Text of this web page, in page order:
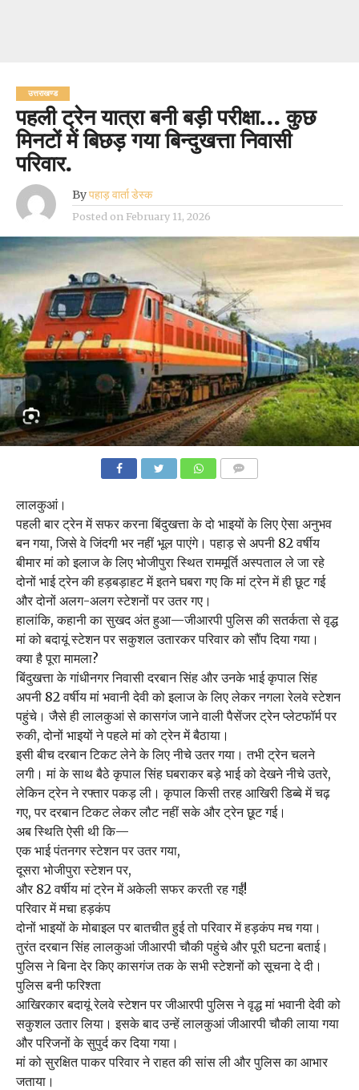
उत्तराखण्ड
पहली ट्रेन यात्रा बनी बड़ी परीक्षा… कुछ
मिनटों में बिछड़ गया बिन्दुखत्ता निवासी
परिवार.
Byपहाड़ वार्ता डेस्क
Posted on February 11, 2026
लालकुआं।
पहली बार ट्रेन में सफर करना बिंदुखत्ता के दो भाइयों के लिए ऐसा अनुभव
बन गया, जिसे वे जिंदगी भर नहीं भूल पाएंगे। पहाड़ से अपनी 82 वर्षीय
बीमार मां को इलाज के लिए भोजीपुरा स्थित राममूर्ति अस्पताल ले जा रहे
दोनों भाई ट्रेन की हड़बड़ाहट में इतने घबरा गए कि मां ट्रेन में ही छूट गई
और दोनों अलग-अलग स्टेशनों पर उतर गए।
हालांकि, कहानी का सुखद अंत हुआ—जीआरपी पुलिस की सतर्कता से वृद्ध
मां को बदायूं स्टेशन पर सकुशल उतारकर परिवार को सौंप दिया गया।
क्या है पूरा मामला?
बिंदुखत्ता के गांधीनगर निवासी दरबान सिंह और उनके भाई कृपाल सिंह
अपनी 82 वर्षीय मां भवानी देवी को इलाज के लिए लेकर नगला रेलवे स्टेशन
पहुंचे। जैसे ही लालकुआं से कासगंज जाने वाली पैसेंजर ट्रेन प्लेटफॉर्म पर
रुकी, दोनों भाइयों ने पहले मां को ट्रेन में बैठाया।
इसी बीच दरबान टिकट लेने के लिए नीचे उतर गया। तभी ट्रेन चलने
लगी। मां के साथ बैठे कृपाल सिंह घबराकर बड़े भाई को देखने नीचे उतरे,
लेकिन ट्रेन ने रफ्तार पकड़ ली। कृपाल किसी तरह आखिरी डिब्बे में चढ़
गए, पर दरबान टिकट लेकर लौट नहीं सके और ट्रेन छूट गई।
अब स्थिति ऐसी थी कि—
एक भाई पंतनगर स्टेशन पर उतर गया,
दूसरा भोजीपुरा स्टेशन पर,
और 82 वर्षीय मां ट्रेन में अकेली सफर करती रह गईं!
परिवार में मचा हड़कंप
दोनों भाइयों के मोबाइल पर बातचीत हुई तो परिवार में हड़कंप मच गया।
तुरंत दरबान सिंह लालकुआं जीआरपी चौकी पहुंचे और पूरी घटना बताई।
पुलिस ने बिना देर किए कासगंज तक के सभी स्टेशनों को सूचना दे दी।
पुलिस बनी फरिश्ता
आखिरकार बदायूं रेलवे स्टेशन पर जीआरपी पुलिस ने वृद्ध मां भवानी देवी को
सकुशल उतार लिया। इसके बाद उन्हें लालकुआं जीआरपी चौकी लाया गया
और परिजनों के सुपुर्द कर दिया गया।
मां को सुरक्षित पाकर परिवार ने राहत की सांस ली और पुलिस का आभार
जताया।